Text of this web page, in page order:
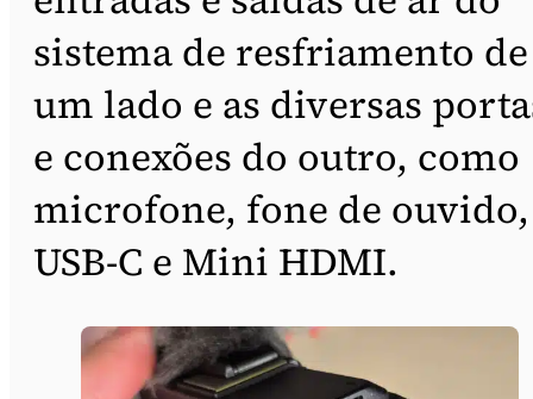
sistema de resfriamento de
um lado e as diversas
e conexões do outro, como
microfone, fone de ouvido,
USB-C e Mini HDMI.